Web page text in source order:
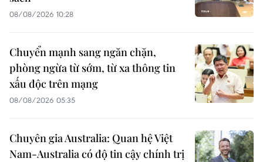
08/08/2026 10:28
Chuyển mạnh sang ngăn chặn,
phòng ngừa từ sớm, từ xa thông tin
xấu độc trên mạng
08/08/2026 05:35
Chuyên gia Australia: Quan hệ Việt
Nam-Australia có độ tin cậy chính trị